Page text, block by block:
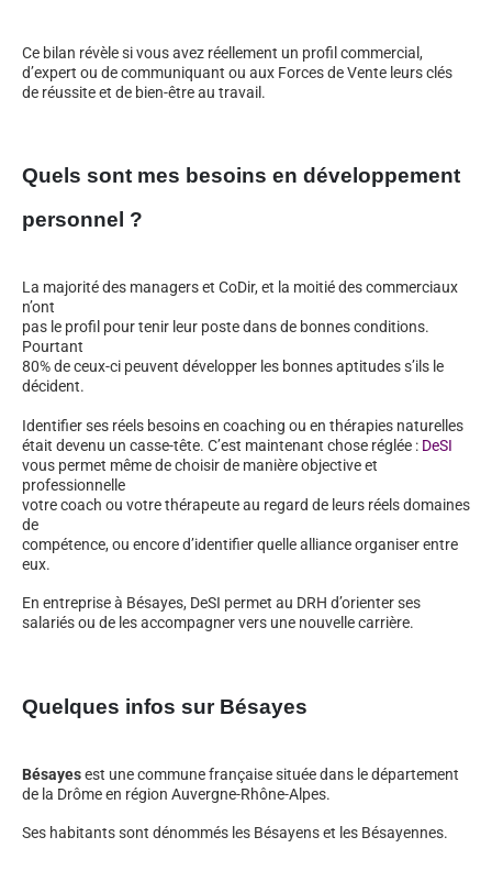
Ce bilan révèle si vous avez réellement un profil commercial,
d’expert ou de communiquant ou aux Forces de Vente leurs clés
de réussite et de bien-être au travail.
Quels sont mes besoins en développement
personnel ?
La majorité des managers et CoDir, et la moitié des commerciaux
n’ont
pas le profil pour tenir leur poste dans de bonnes conditions.
Pourtant
80% de ceux-ci peuvent développer les bonnes aptitudes s’ils le
décident.
Identifier ses réels besoins en coaching ou en thérapies naturelles
était devenu un casse-tête. C’est maintenant chose réglée : DeSI
vous permet même de choisir de manière objective et
professionnelle
votre coach ou votre thérapeute au regard de leurs réels domaines
de
compétence, ou encore d’identifier quelle alliance organiser entre
eux.
En entreprise à Bésayes, DeSI permet au DRH d’orienter ses
salariés ou de les accompagner vers une nouvelle carrière.
Quelques infos sur Bésayes
Bésayesest une commune française située dans le département
de la Drôme en région Auvergne-Rhône-Alpes.
Ses habitants sont dénommés les Bésayens et les Bésayennes.